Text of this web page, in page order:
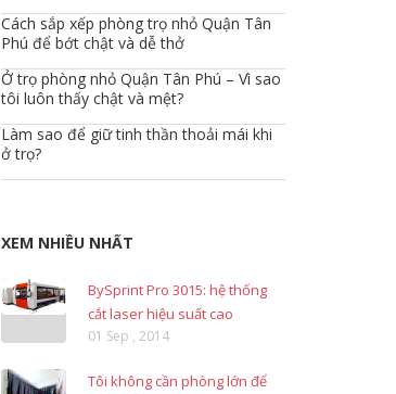
Cách sắp xếp phòng trọ nhỏ Quận Tân
Phú để bớt chật và dễ thở
Ở trọ phòng nhỏ Quận Tân Phú – Vì sao
tôi luôn thấy chật và mệt?
Làm sao để giữ tinh thần thoải mái khi
ở trọ?
XEM NHIỀU NHẤT
BySprint Pro 3015: hệ thống
cắt laser hiệu suất cao
01 Sep , 2014
Tôi không cần phòng lớn để